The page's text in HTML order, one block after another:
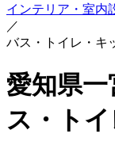
インテリア・室内
／
バス・トイレ・キ
愛知県
ス・ト